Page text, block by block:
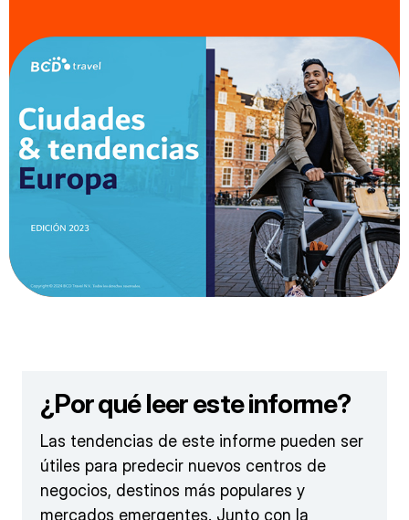
¿Por qué leer este informe?
Las tendencias de este informe pueden ser
útiles para predecir nuevos centros de
negocios, destinos más populares y
mercados emergentes. Junto con la